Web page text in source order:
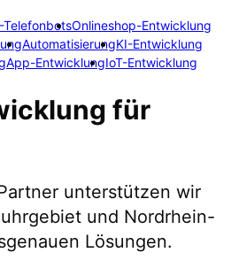
TelefonbotsOnlineshop-Entwicklung
AutomatisierungKI-Entwicklung
App-EntwicklungIoT-Entwicklung
für
unterstützen wir
und Nordrhein-
Lösungen.